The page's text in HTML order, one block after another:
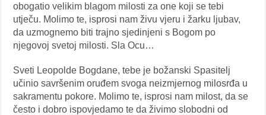
obogatio velikim blagom milosti za one koji se tebi
utječu. Molimo te, isprosi nam živu vjeru i žarku ljubav,
da uzmognemo biti trajno sjedinjeni s Bogom po
njegovoj svetoj milosti. Sla Ocu…
Sveti Leopolde Bogdane, tebe je božanski Spasitelj
učinio savršenim oruđem svoga neizmjernog milosrđa u
sakramentu pokore. Molimo te, isprosi nam milost, da se
često i dobro ispovjedamo te da živimo slobodni od